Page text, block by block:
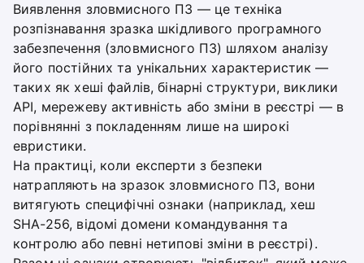
Виявлення зловмисного ПЗ — це техніка
розпізнавання зразка шкідливого програмного
забезпечення (зловмисного ПЗ) шляхом аналізу
його постійних та унікальних характеристик —
таких як хеші файлів, бінарні структури, виклики
API, мережеву активність або зміни в реєстрі — в
порівнянні з покладенням лише на широкі
евристики.
На практиці, коли експерти з безпеки
натрапляють на зразок зловмисного ПЗ, вони
витягують специфічні ознаки (наприклад, хеш
SHA-256, відомі домени командування та
контролю або певні нетипові зміни в реєстрі).